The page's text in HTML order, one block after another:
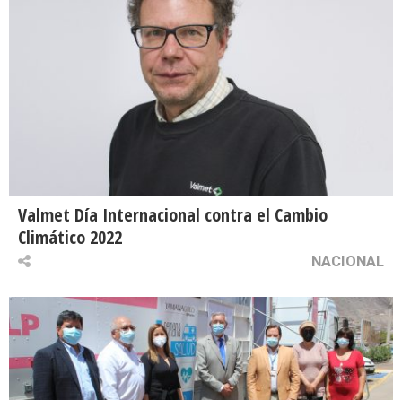
Valmet Día Internacional contra el Cambio
Climático 2022
NACIONAL